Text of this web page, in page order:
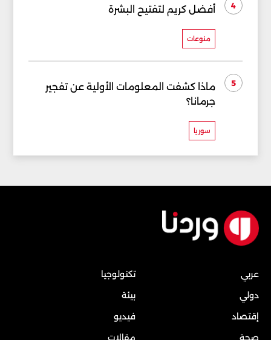
4 أفضل كريم لتفتيح البشرة
منوعات
5
ماذا كشفت المعلومات الأولية عن تفجير
جرمانا؟
سوريا
عربي
دولي
إقتصاد
صحة
تكنولوجيا
بيئة
فيديو
مقالات